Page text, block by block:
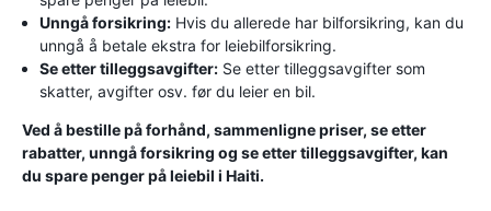
Unngå forsikring: Hvis du allerede har bilforsikring, kan du
unngå å betale ekstra for leiebilforsikring.
Se etter tilleggsavgifter: Se etter tilleggsavgifter som
skatter, avgifter osv. før du leier en bil.
Ved å bestille på forhånd, sammenligne priser, se etter
rabatter, unngå forsikring og se etter tilleggsavgifter, kan
du spare penger på leiebil i Haiti.